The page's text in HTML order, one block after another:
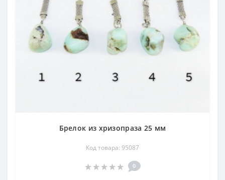
Брелок из хризопраза 25 мм
Код товара: 95087
0